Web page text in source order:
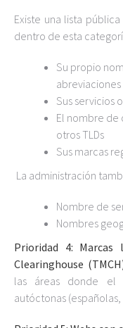
Existe una lista
dentro de esta
Su propio
abreviaciones
Sus servicios
El nombre de
otros TLDs
Sus marcas
La administración
Nombre de
Nombres
Prioridad 4:
Clearinghouse
las áreas donde el
autóctonas